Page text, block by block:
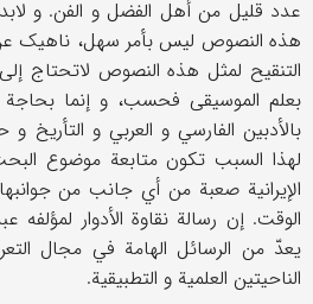
عدد قلیل من أهل الفضل و الفن. و
هذه النصوص لیس بأمر سهل، ناهیک
التنقیح لمثل هذه النصوص لاتحتاج إلی
بعلم الموسیقی فحسب، و إنما
بالأدبین الفارسي و العربي و التأریخ
لهذا السبب تکون متابعة موضوع
الإیرانیة صعبة من أي جانب من
الوقت. إن رسالة نقاوة الأدوار لمؤلفه
یعدّ من الرسائل الهامة في مجال
الناحیتین العلمیة و التطبیقیة.